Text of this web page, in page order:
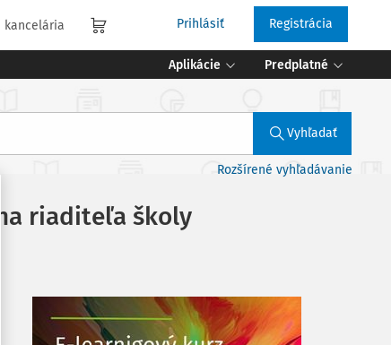
kancelária Prihlásiť Registrácia
Aplikácie Predplatné
Vyhľadať
Rozšírené vyhľadávanie
riaditeľa školy